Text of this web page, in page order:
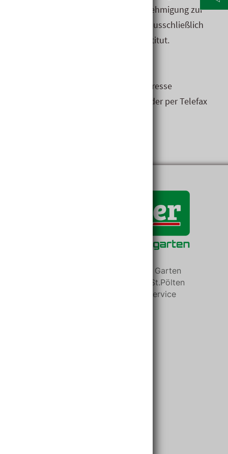
Normen­texte und eine allfällige Genehmigung zur
aus­schließlich
beim Öster­reichischen Normungs­institut.
die Normen unter der Adresse
oder per Telefax
Der Baumarkt Baustoff und Garten
Partner in Niederösterreich St.Pölten
mit bester Beratung und Service